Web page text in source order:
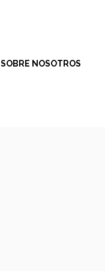
SOBRE NOSOTROS